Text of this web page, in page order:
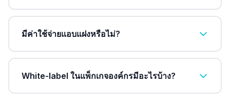
มีค่าใช้จ่ายแอบแฝงหรือไม่?
White-label ในแพ็กเกจองค์กรมีอะไรบ้าง?